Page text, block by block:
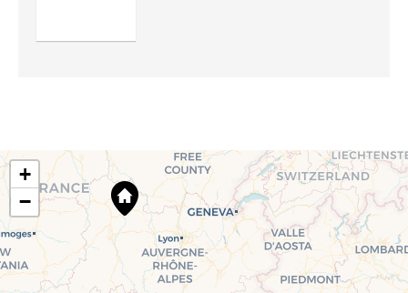
+
−